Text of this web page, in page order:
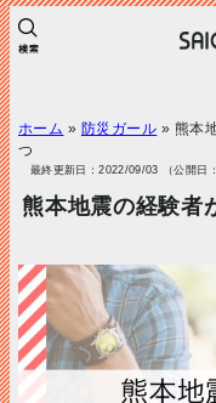
ホーム » 防災ガール » 熊本
つ
最終更新日：2022/09/03 （公開日
熊本地震の経験者